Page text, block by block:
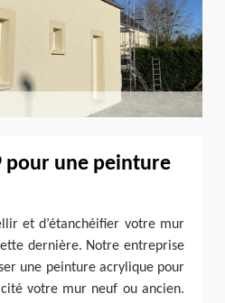
pour une peinture
et d’étanchéifier votre mur
dernière. Notre entreprise
une peinture acrylique pour
votre mur neuf ou ancien.